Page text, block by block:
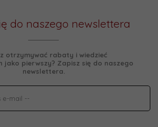
do naszego newslettera
otrzymywać rabaty i wiedzieć
jako pierwszy? Zapisz się do naszego
newslettera.